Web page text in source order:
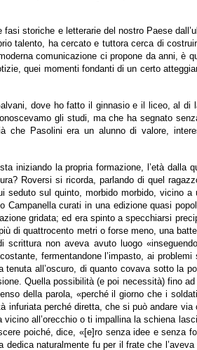
storiche e letterarie del nostro Paese
talento, ha cercato e tuttora cerca di
comunicazione ci propone da anni,
quei momenti fondanti di un certo
dove ho fatto il ginnasio e il liceo, al
gli studi, ma che ha segnato
che Pasolini era un alunno di valore,
iniziando la propria formazione, l’età
Roversi si ricorda, parlando di quel
sul quinto, morbido morbido, vicino
curati in una edizione quasi
gridata; ed era spinto a specchiarsi
di quattrocento metri o forse meno, una
scrittura non aveva avuto luogo
fermentandone l’impasto, ai
all’oscuro, di quanto covava sotto la
Quella possibilità (e poi necessità) fino
della parola, «perché il giorno che i
perché diretta, che si può andare
all’orecchio o ti impallina la schiena
poiché, dice, «[e]ro senza idee e senza
naturalmente fu per il frate che